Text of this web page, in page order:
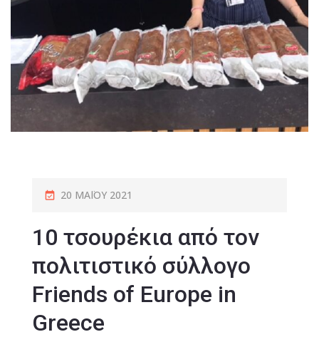
20 ΜΑΪ́ΟΥ 2021
10 τσουρέκια από τον
πολιτιστικό σύλλογο
Friends of Europe in
Greece